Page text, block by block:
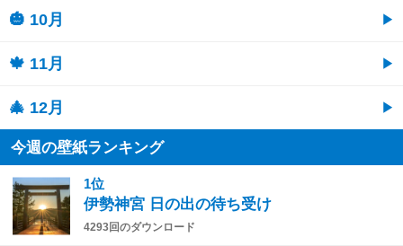
🎃 10月
🍁 11月
🎄 12月
今週の壁紙ランキング
1位
伊勢神宮 日の出の待ち受け
4293回のダウンロード